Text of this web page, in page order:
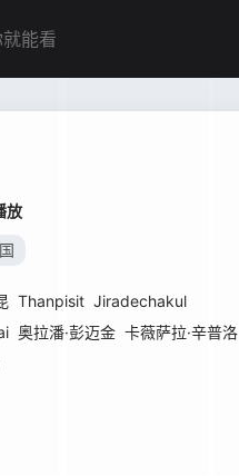
放
Thanpisit Jiradechakul
奥拉潘·彭迈金 卡薇萨拉·辛普洛